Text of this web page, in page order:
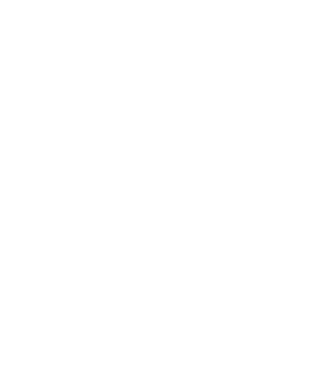
z dodatkiem płynu z lanoliną